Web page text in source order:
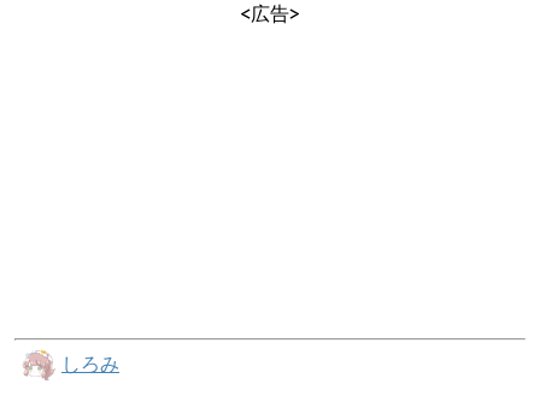
<広告>
しろみ